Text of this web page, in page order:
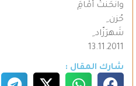
وانْحَنتْ أمْامَِ
حُزن ِ
شَهرَزّاد ِ
13.11.2011
شارك المقال :